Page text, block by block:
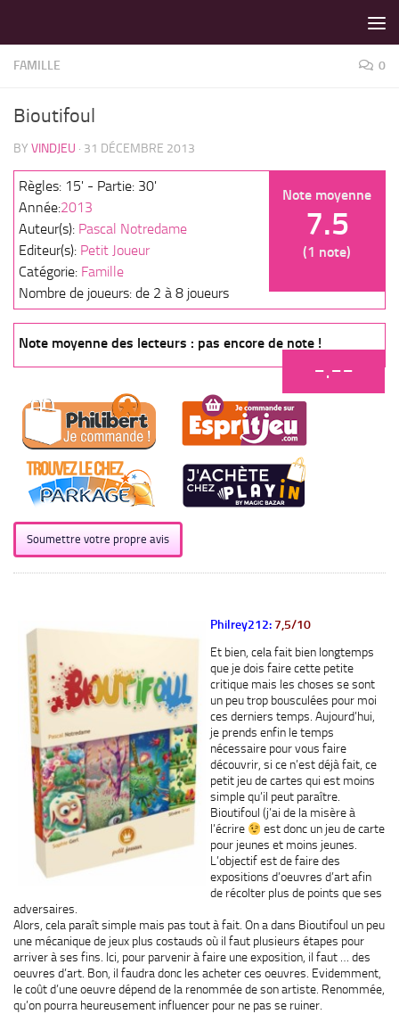
FAMILLE 0
Bioutifoul
BY VINDJEU · 31 DÉCEMBRE 2013
Note moyenne
7.5
(1 note)
Règles: 15' - Partie: 30'
Année:2013
Auteur(s): Pascal Notredame
Editeur(s): Petit Joueur
Catégorie: Famille
Nombre de joueurs: de 2 à 8 joueurs
Note moyenne des lecteurs : pas encore de note !
-.--
Soumettre votre propre avis
Philrey212: 7,5/10
Et bien, cela fait bien longtemps
que je dois faire cette petite
critique mais les choses se sont
un peu trop bousculées pour moi
ces derniers temps. Aujourd’hui,
je prends enfin le temps
nécessaire pour vous faire
découvrir, si ce n’est déjà fait, ce
petit jeu de cartes qui est moins
simple qu’il peut paraître.
Bioutifoul (j’ai de la misère à
l’écrire
est donc un jeu de carte
pour jeunes et moins jeunes.
L’objectif est de faire des
expositions d’oeuvres d’art afin
de récolter plus de points que ses
adversaires.
Alors, cela paraît simple mais pas tout à fait. On a dans Bioutifoul un peu
une mécanique de jeux plus costauds où il faut plusieurs étapes pour
arriver à ses fins. Ici, pour parvenir à faire une exposition, il faut … des
oeuvres d’art. Bon, il faudra donc les acheter ces oeuvres. Evidemment,
le coût d’une oeuvre dépend de la renommée de son artiste. Renommée,
qu’on pourra heureusement influencer pour ne pas se ruiner.